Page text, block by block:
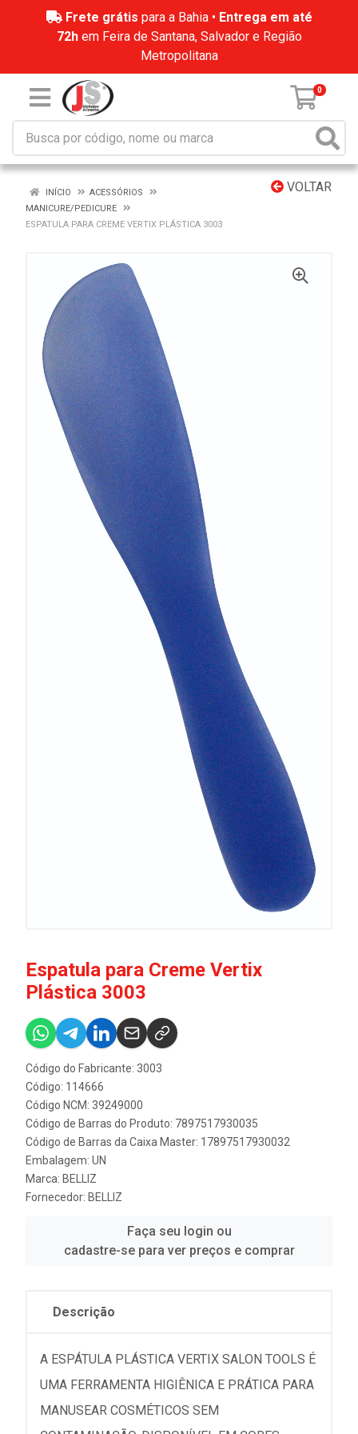
Frete grátis para a Bahia • Entrega em até
72hem Feira de Santana, Salvador e Região
Metropolitana
0
VOLTAR
INÍCIO
ACESSÓRIOS
MANICURE/PEDICURE
ESPATULA PARA CREME VERTIX PLÁSTICA 3003
Espatula para Creme Vertix
Plástica 3003
Código do Fabricante: 3003
Código: 114666
Código NCM: 39249000
Código de Barras do Produto: 7897517930035
Código de Barras da Caixa Master: 17897517930032
Embalagem: UN
Marca: BELLIZ
Fornecedor: BELLIZ
Faça seu login ou
cadastre-se para ver preços e comprar
Descrição
A ESPÁTULA PLÁSTICA VERTIX SALON TOOLS É
UMA FERRAMENTA HIGIÊNICA E PRÁTICA PARA
MANUSEAR COSMÉTICOS SEM